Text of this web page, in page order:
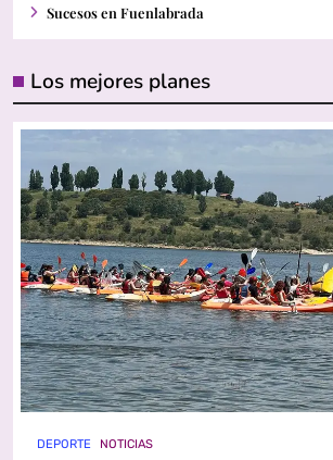
Sucesos en Fuenlabrada
Los mejores planes
DEPORTE NOTICIAS